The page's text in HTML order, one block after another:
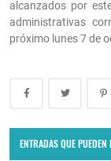
alcanzados por
administrativas
próximo lunes 7 de
ENTRADAS QUE PUEDEN